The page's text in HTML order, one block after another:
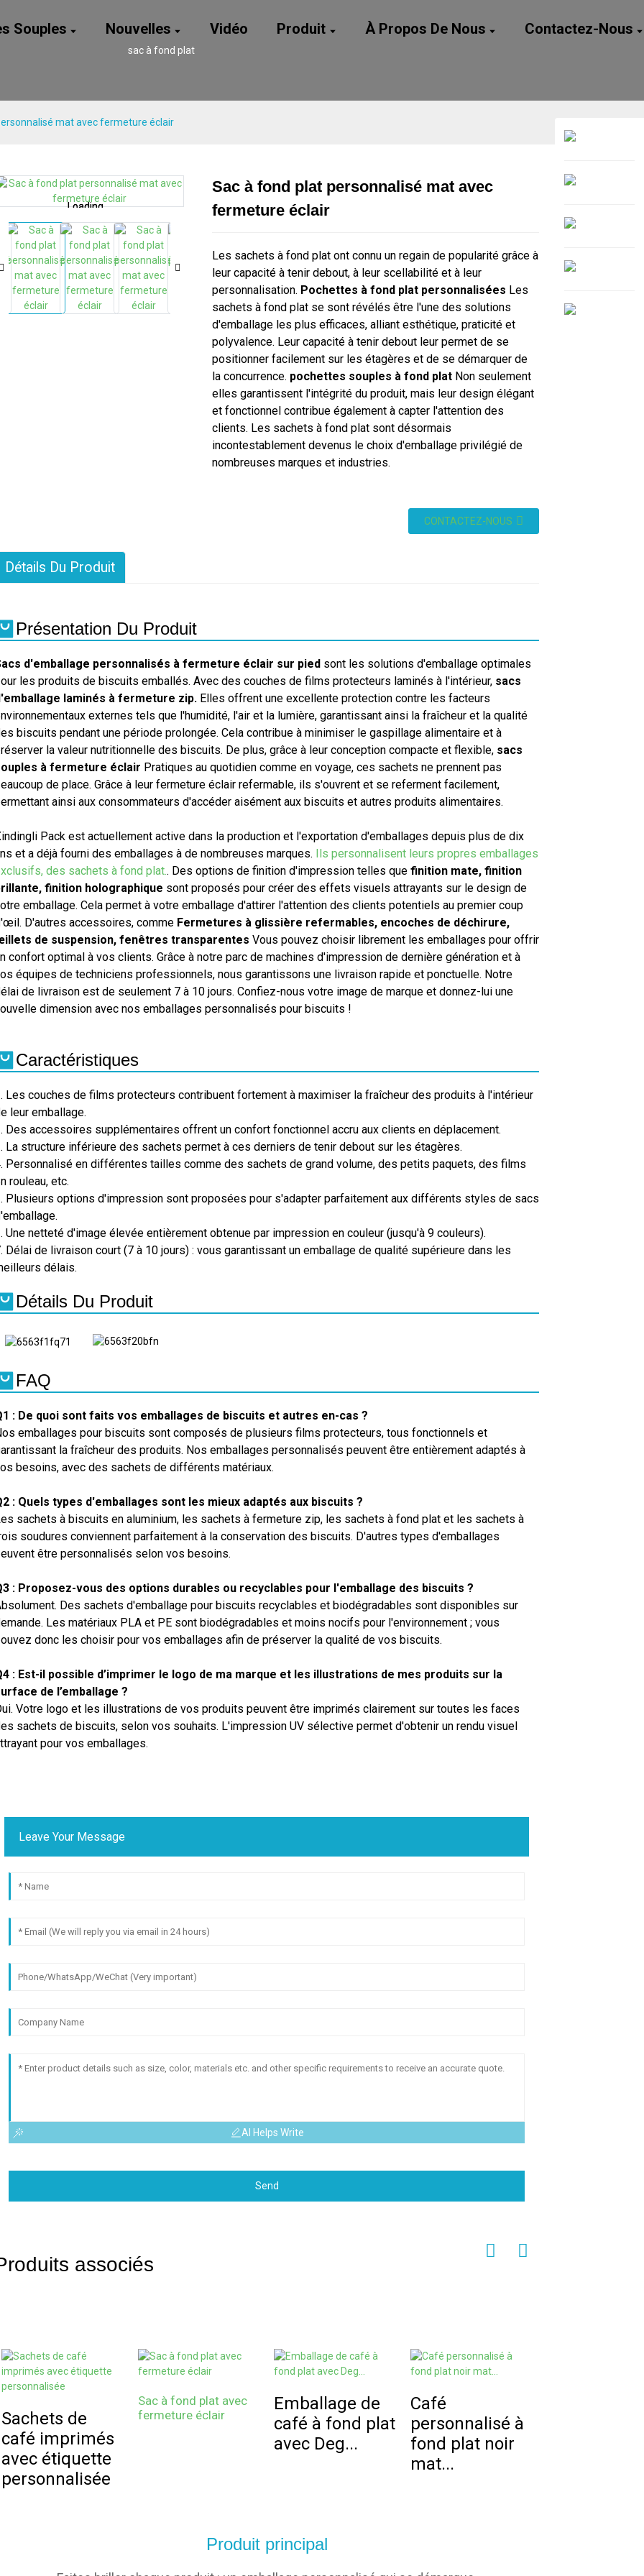
Souples Nouvelles Vidéo Produit À Propos De Nous Contactez-Nous
sac à fond plat
mat avec fermeture éclair
Loading...
Loading... Loading...
Loading...
Sac à fond plat personnalisé mat avec
fermeture éclair
Les sachets à fond plat ont connu un regain de popularité grâce à
leur capacité à tenir debout, à leur scellabilité et à leur
personnalisation. Pochettes à fond plat personnalisées Les
sachets à fond plat se sont révélés être l'une des solutions
d'emballage les plus efficaces, alliant esthétique, praticité et
polyvalence. Leur capacité à tenir debout leur permet de se
positionner facilement sur les étagères et de se démarquer de
la concurrence. pochettes souples à fond plat Non seulement
elles garantissent l'intégrité du produit, mais leur design élégant
et fonctionnel contribue également à capter l'attention des
clients. Les sachets à fond plat sont désormais
incontestablement devenus le choix d'emballage privilégié de
nombreuses marques et industries.
CONTACTEZ-NOUS
Détails Du Produit
Présentation Du Produit
d'emballage personnalisés à fermeture éclair sur pied sont les solutions d'emballage optimales
les produits de biscuits emballés. Avec des couches de films protecteurs laminés à l'intérieur, sacs
laminés à fermeture zip. Elles offrent une excellente protection contre les facteurs
externes tels que l'humidité, l'air et la lumière, garantissant ainsi la fraîcheur et la qualité
biscuits pendant une période prolongée. Cela contribue à minimiser le gaspillage alimentaire et à
la valeur nutritionnelle des biscuits. De plus, grâce à leur conception compacte et flexible, sacs
à fermeture éclair Pratiques au quotidien comme en voyage, ces sachets ne prennent pas
de place. Grâce à leur fermeture éclair refermable, ils s'ouvrent et se referment facilement,
ainsi aux consommateurs d'accéder aisément aux biscuits et autres produits alimentaires.
Pack est actuellement active dans la production et l'exportation d'emballages depuis plus de dix
et a déjà fourni des emballages à de nombreuses marques. Ils personnalisent leurs propres emballages
des sachets à fond plat.. Des options de finition d'impression telles que finition mate, finition
finition holographique sont proposés pour créer des effets visuels attrayants sur le design de
emballage. Cela permet à votre emballage d'attirer l'attention des clients potentiels au premier coup
D'autres accessoires, comme Fermetures à glissière refermables, encoches de déchirure,
de suspension, fenêtres transparentes Vous pouvez choisir librement les emballages pour offrir
confort optimal à vos clients. Grâce à notre parc de machines d'impression de dernière génération et à
équipes de techniciens professionnels, nous garantissons une livraison rapide et ponctuelle. Notre
de livraison est de seulement 7 à 10 jours. Confiez-nous votre image de marque et donnez-lui une
dimension avec nos emballages personnalisés pour biscuits !
Caractéristiques
Les couches de films protecteurs contribuent fortement à maximiser la fraîcheur des produits à l'intérieur
leur emballage.
Des accessoires supplémentaires offrent un confort fonctionnel accru aux clients en déplacement.
La structure inférieure des sachets permet à ces derniers de tenir debout sur les étagères.
Personnalisé en différentes tailles comme des sachets de grand volume, des petits paquets, des films
rouleau, etc.
Plusieurs options d'impression sont proposées pour s'adapter parfaitement aux différents styles de sacs
Une netteté d'image élevée entièrement obtenue par impression en couleur (jusqu'à 9 couleurs).
Délai de livraison court (7 à 10 jours) : vous garantissant un emballage de qualité supérieure dans les
délais.
Détails Du Produit
FAQ
: De quoi sont faits vos emballages de biscuits et autres en-cas ?
emballages pour biscuits sont composés de plusieurs films protecteurs, tous fonctionnels et
la fraîcheur des produits. Nos emballages personnalisés peuvent être entièrement adaptés à
besoins, avec des sachets de différents matériaux.
: Quels types d'emballages sont les mieux adaptés aux biscuits ?
sachets à biscuits en aluminium, les sachets à fermeture zip, les sachets à fond plat et les sachets à
soudures conviennent parfaitement à la conservation des biscuits. D'autres types d'emballages
être personnalisés selon vos besoins.
: Proposez-vous des options durables ou recyclables pour l'emballage des biscuits ?
Des sachets d'emballage pour biscuits recyclables et biodégradables sont disponibles sur
Les matériaux PLA et PE sont biodégradables et moins nocifs pour l'environnement ; vous
donc les choisir pour vos emballages afin de préserver la qualité de vos biscuits.
: Est-il possible d’imprimer le logo de ma marque et les illustrations de mes produits sur la
de l’emballage ?
Votre logo et les illustrations de vos produits peuvent être imprimés clairement sur toutes les faces
sachets de biscuits, selon vos souhaits. L'impression UV sélective permet d'obtenir un rendu visuel
pour vos emballages.
Leave Your Message
AI Helps Write
Send
associés
Sachets de
café imprimés
avec étiquette
personnalisée
Sac à fond plat avec
fermeture éclair
Emballage de
café à fond plat
avec Deg...
Café
personnalisé à
fond plat noir
mat...
Produit principal